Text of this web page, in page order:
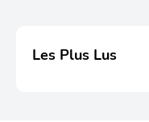
Les Plus Lus